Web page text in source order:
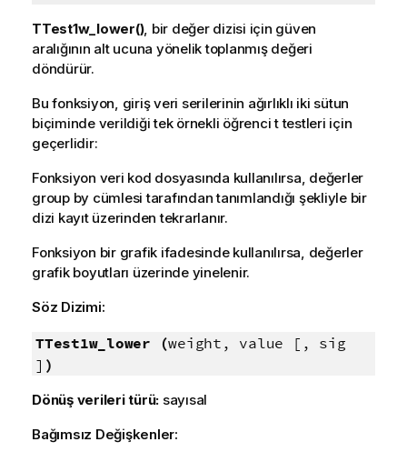
TTest1w_lower(), bir değer dizisi için güven
aralığının alt ucuna yönelik toplanmış değeri
döndürür.
Bu fonksiyon, giriş veri serilerinin ağırlıklı iki sütun
biçiminde verildiği tek örnekli öğrenci t testleri için
geçerlidir:
Fonksiyon veri kod dosyasında kullanılırsa, değerler
group by cümlesi tarafından tanımlandığı şekliyle bir
dizi kayıt üzerinden tekrarlanır.
Fonksiyon bir grafik ifadesinde kullanılırsa, değerler
grafik boyutları üzerinde yinelenir.
Söz Dizimi:
TTest1w_lower (weight, value [, sig
] )
Dönüş verileri türü: sayısal
Bağımsız Değişkenler: